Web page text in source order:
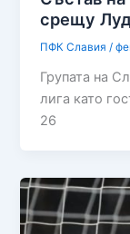
срещу
ПФК Славия /
Групата на
лига като
26